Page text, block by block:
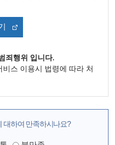
죄행위 입니다.
스 이용시 법령에 따라 처
대하여 만족하시나요?